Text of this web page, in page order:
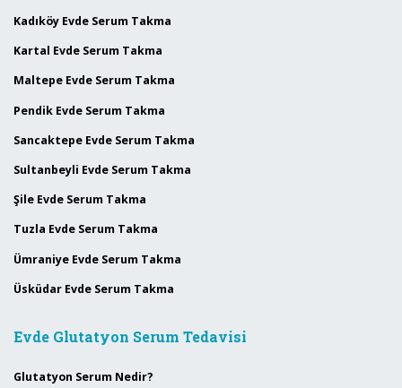
Kadıköy Evde Serum Takma
Kartal Evde Serum Takma
Maltepe Evde Serum Takma
Pendik Evde Serum Takma
Sancaktepe Evde Serum Takma
Sultanbeyli Evde Serum Takma
Şile Evde Serum Takma
Tuzla Evde Serum Takma
Ümraniye Evde Serum Takma
Üsküdar Evde Serum Takma
Evde Glutatyon Serum Tedavisi
Glutatyon Serum Nedir?